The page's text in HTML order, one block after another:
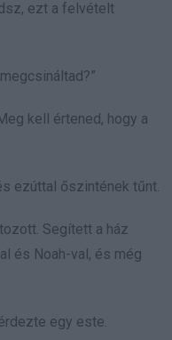
ezt a felvételt
kell értened, hogy a
ezúttal őszintének tűnt.
Segített a ház
és Noah-val, és még
egy este.